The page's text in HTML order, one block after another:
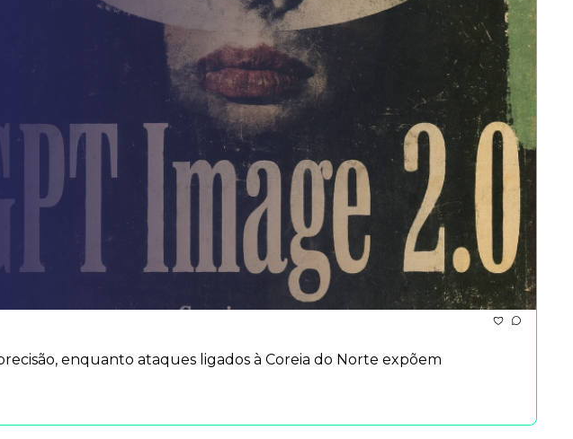
enquanto ataques ligados à Coreia do Norte expõem